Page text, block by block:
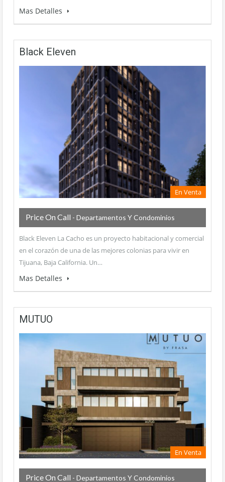
Mas Detalles
Black Eleven
En Venta
Price On Call - Departamentos Y Condominios
Black Eleven La Cacho es un proyecto habitacional y comercial
en el corazón de una de las mejores colonias para vivir en
Tijuana, Baja California. Un…
Mas Detalles
MUTUO
En Venta
Price On Call - Departamentos Y Condominios